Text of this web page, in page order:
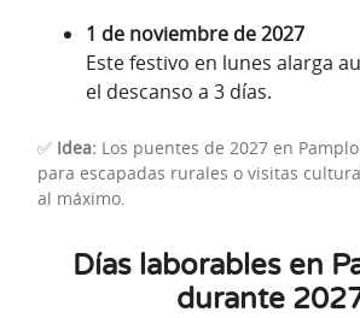
1 de noviembre de 2027
Este festivo en lunes alarga
el descanso a 3 días.
✅ Idea: Los puentes de 2027 en
para escapadas rurales o visitas
al máximo.
Días laborables en
durante